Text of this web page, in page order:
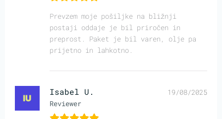
Prevzem moje pošiljke na bližnji
postaji oddaje je bil priročen in
preprost. Paket je bil varen, olje pa
prijetno in lahkotno.
Isabel U.
Reviewer
19/08/2025